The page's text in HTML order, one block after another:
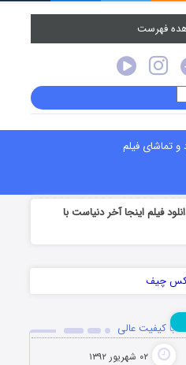
فهرست
و تماشای فیلم
فیلم اینجا آخر دنیاست با
با کیفیت عالی
۰۲ شهریور ۱۳۹۲